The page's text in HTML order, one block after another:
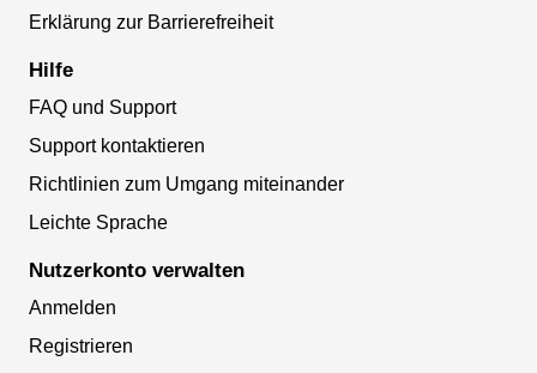
Erklärung zur Barrierefreiheit
Hilfe
FAQ und Support
Support kontaktieren
Richtlinien zum Umgang miteinander
Leichte Sprache
Nutzerkonto verwalten
Anmelden
Registrieren